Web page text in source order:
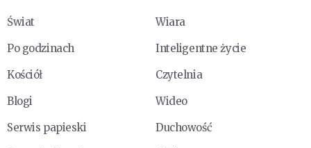
Świat
Wiara
Po godzinach
Inteligentne życie
Kościół
Czytelnia
Blogi
Wideo
Serwis papieski
Duchowość